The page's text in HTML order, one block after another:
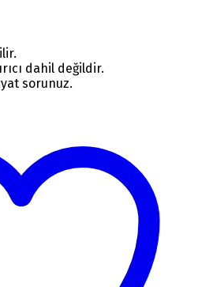
dahil değildir.
sorunuz.